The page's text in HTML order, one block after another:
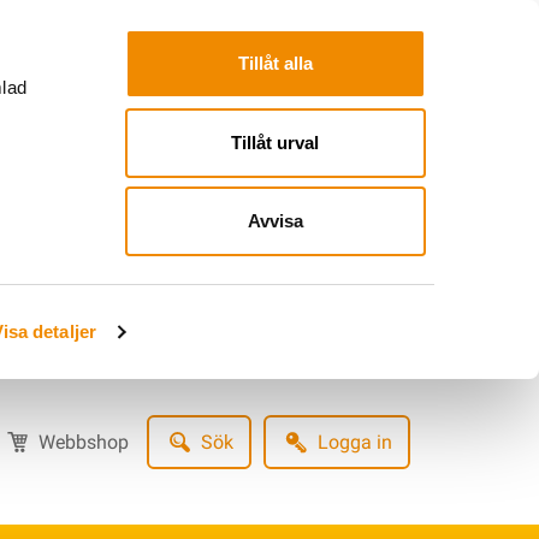
detaljer
Tillåt alla
Tillåt urval
Avvisa
Webbshop Sök Logga in